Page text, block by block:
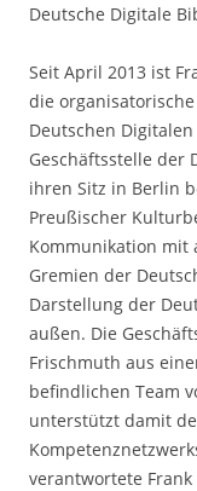
Deutsche Digitale
Seit April 2013 ist
die
Deutschen
Geschäftsstelle der
ihren Sitz in Berlin
Preußischer
Kommunikation mit
Gremien der
Darstellung der
außen. Die
Frischmuth aus
befindlichen Team
unterstützt damit
verantwortete